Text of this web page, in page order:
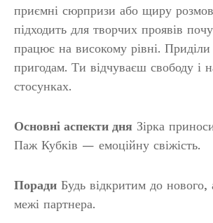
приємні сюрпризи або щиру
підходить для творчих проявів
працює на високому рівні.
пригодам. Ти відчуваєш свободу і
стосунках.
Основні аспекти дня Зірка
Паж Кубків — емоційну свіжість.
Поради Будь відкритим до нового,
межі партнера.